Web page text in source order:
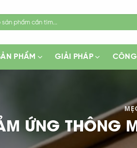
PHẨM GIẢI PHÁP
ỨNG THÔNG